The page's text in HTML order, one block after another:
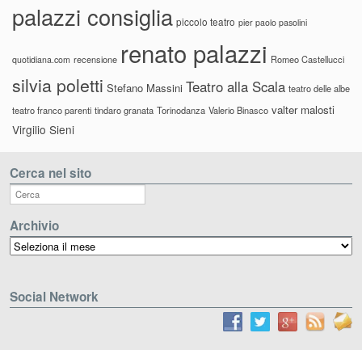
palazzi consiglia piccolo teatro pier paolo pasolini
quotidiana.com recensione renato palazzi Romeo Castellucci
silvia poletti Stefano Massini Teatro alla Scala teatro delle albe
teatro franco parenti tindaro granata Torinodanza Valerio Binasco valter malosti
Virgilio Sieni
Cerca nel sito
Archivio
Archivio
Social Network